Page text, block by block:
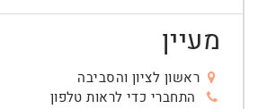
מעיין
ראשון לציון והסביבה
התחברי כדי לראות טלפון